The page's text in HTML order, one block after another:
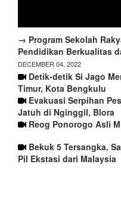
→ Program Sekolah
Pendidikan Berkualitas
DECEMBER 04, 2022
Detik-detik Si Jago
Timur, Kota Bengkulu
Evakuasi Serpihan
Jatuh di Nginggil, Blora
Reog Ponorogo Asli
Bekuk 5 Tersangka,
Pil Ekstasi dari Malaysia